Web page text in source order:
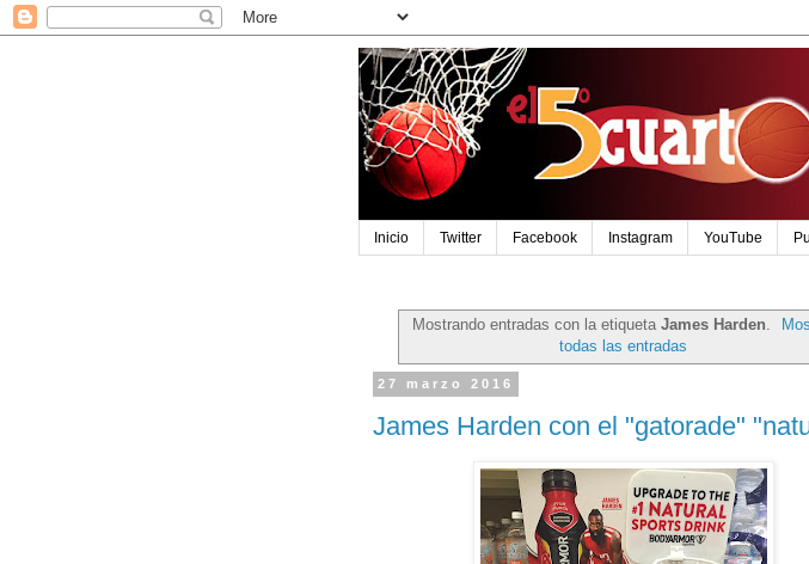
Inicio Twitter Facebook Instagram YouTube
Mostrando entradas con la etiqueta James Harden.
todas las entradas
27 marzo 2016
James Harden con el "gatorade"